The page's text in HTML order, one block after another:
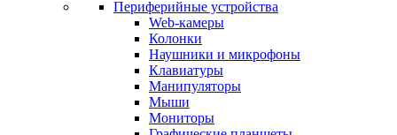
Периферийные устройства
Web-камеры
Колонки
Наушники и микрофоны
Клавиатуры
Манипуляторы
Мыши
Мониторы